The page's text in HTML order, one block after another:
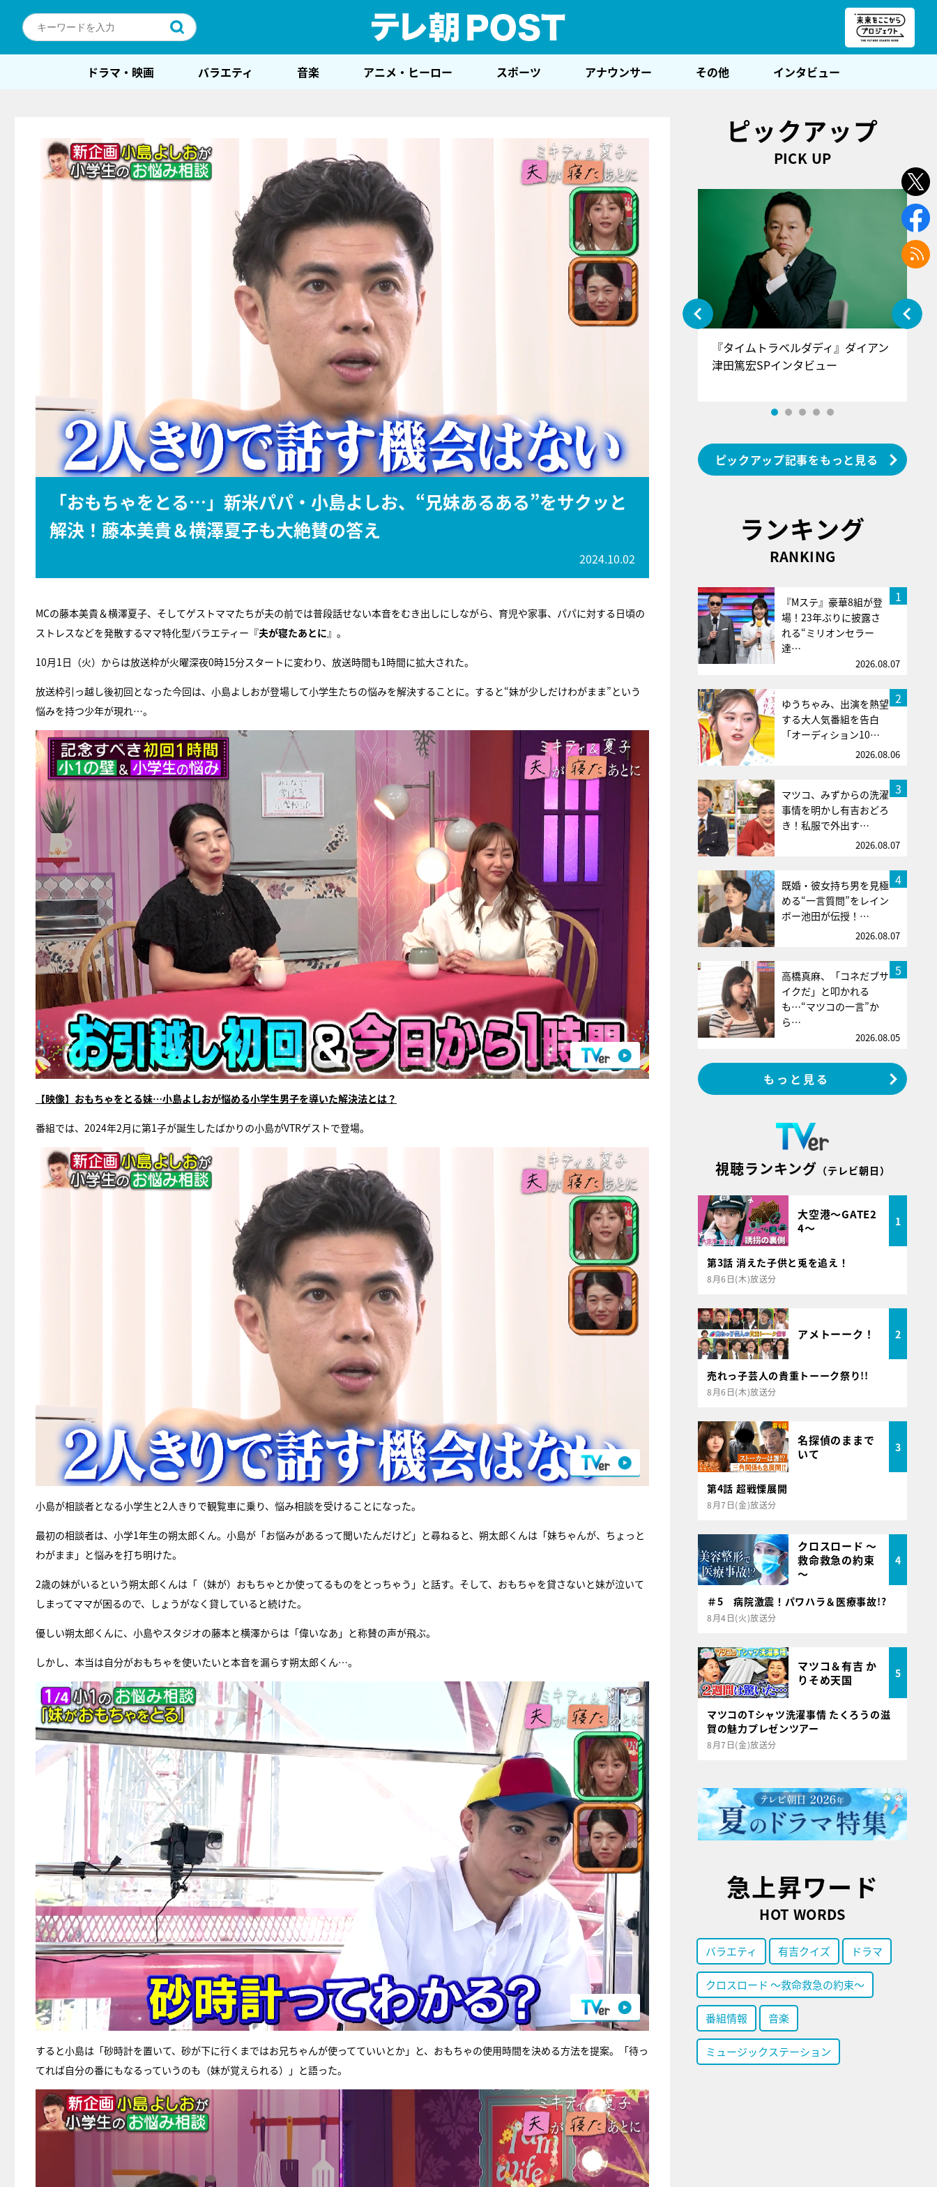
ドラマ・映画 バラエティ 音楽 アニメ・ヒーロー スポーツ アナウンサー その他 インタビュー
「おもちゃをとる…」新米パパ・小島よしお、“兄妹あるある”をサクッと
解決！藤本美貴＆横澤夏子も大絶賛の答え
2024.10.02
MCの藤本美貴＆横澤夏子、そしてゲストママたちが夫の前では普段話せない本音をむき出しにしながら、育児や家事、パパに対する日頃の
ストレスなどを発散するママ特化型バラエティー『夫が寝たあとに』。
10月1日（火）からは放送枠が火曜深夜0時15分スタートに変わり、放送時間も1時間に拡大された。
放送枠引っ越し後初回となった今回は、小島よしおが登場して小学生たちの悩みを解決することに。すると“妹が少しだけわがまま”という
悩みを持つ少年が現れ…。
【映像】おもちゃをとる妹…小島よしおが悩める小学生男子を導いた解決法とは？
番組では、2024年2月に第1子が誕生したばかりの小島がVTRゲストで登場。
小島が相談者となる小学生と2人きりで観覧車に乗り、悩み相談を受けることになった。
最初の相談者は、小学1年生の朔太郎くん。小島が「お悩みがあるって聞いたんだけど」と尋ねると、朔太郎くんは「妹ちゃんが、ちょっと
わがまま」と悩みを打ち明けた。
2歳の妹がいるという朔太郎くんは「（妹が）おもちゃとか使ってるものをとっちゃう」と話す。そして、おもちゃを貸さないと妹が泣いて
しまってママが困るので、しょうがなく貸していると続けた。
優しい朔太郎くんに、小島やスタジオの藤本と横澤からは「偉いなあ」と称賛の声が飛ぶ。
しかし、本当は自分がおもちゃを使いたいと本音を漏らす朔太郎くん…。
すると小島は「砂時計を置いて、砂が下に行くまではお兄ちゃんが使ってていいとか」と、おもちゃの使用時間を決める方法を提案。「待っ
てれば自分の番にもなるっていうのも（妹が覚えられる）」と語った。
ピックアップ
PICK UP
『タイムトラベルダディ』ダイアン
津田篤宏SPインタビュー
ピックアップ記事をもっと見る
ランキング
RANKING
1
『Mステ』豪華8組が登
場！23年ぶりに披露さ
れる“ミリオンセラー
達…
2026.08.07
2
ゆうちゃみ、出演を熱望
する大人気番組を告白
「オーディション10…
2026.08.06
3
マツコ、みずからの洗濯
事情を明かし有吉おどろ
き！私服で外出す…
2026.08.07
4
既婚・彼女持ち男を見極
める“一言質問”をレイン
ボー池田が伝授！…
2026.08.07
5
高橋真麻、「コネだブサ
イクだ」と叩かれる
も…“マツコの一言”か
ら…
2026.08.05
もっと見る
視聴ランキング （テレビ朝日）
大空港～GATE2
4～
1
第3話 消えた子供と兎を追え！
8月6日(木)放送分
アメトーーク！ 2
売れっ子芸人の貴重トーーク祭り!!
8月6日(木)放送分
名探偵のままで
いて
3
第4話 超戦慄展開
8月7日(金)放送分
クロスロード ～
救命救急の約束
～
4
＃5 病院激震！パワハラ＆医療事故!?
8月4日(火)放送分
マツコ＆有吉 か
りそめ天国
5
マツコのTシャツ洗濯事情 たくろうの滋
賀の魅力プレゼンツアー
8月7日(金)放送分
急上昇ワード
HOT WORDS
バラエティ 有吉クイズ ドラマ
クロスロード ～救命救急の約束～
番組情報 音楽
ミュージックステーション